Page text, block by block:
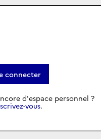
connecter
d'espace personnel ?
vous.